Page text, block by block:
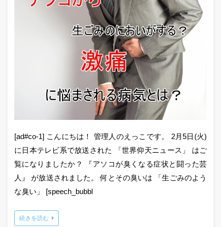
[ad#co-1] こんにちは！ 管理人のえっこです。 2月5日(火)
に日本テレビ系で放送された 「世界仰天ニュース」 はご
覧になりましたか？ 『アソコが臭くなる症状と闘った芸
人』 が放送されました。 何とその臭いは 「生ごみのよう
な臭い」 [speech_bubbl
続きを読む